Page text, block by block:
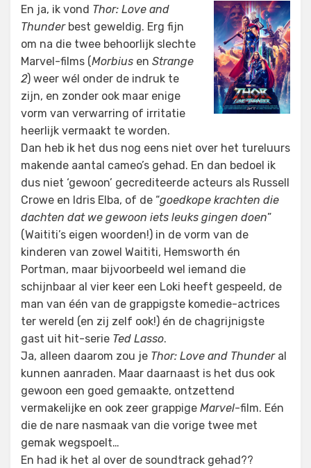
En ja, ik vond Thor: Love and
Thunderbest geweldig. Erg fijn
om na die twee behoorlijk slechte
Marvel-films (Morbius en Strange
2) weer wél onder de indruk te
zijn, en zonder ook maar enige
vorm van verwarring of irritatie
heerlijk vermaakt te worden.
Dan heb ik het dus nog eens niet over het tureluurs
makende aantal cameo’s gehad. En dan bedoel ik
dus niet ‘gewoon’ gecrediteerde acteurs als Russell
Crowe en Idris Elba, of de “goedkope krachten die
dachten dat we gewoon iets leuks gingen doen”
(Waititi’s eigen woorden!) in de vorm van de
kinderen van zowel Waititi, Hemsworth én
Portman, maar bijvoorbeeld wel iemand die
schijnbaar al vier keer een Loki heeft gespeeld, de
man van één van de grappigste komedie-actrices
ter wereld (en zij zelf ook!) én de chagrijnigste
gast uit hit-serie Ted Lasso.
Ja, alleen daarom zou je Thor: Love and Thunderal
kunnen aanraden. Maar daarnaast is het dus ook
gewoon een goed gemaakte, ontzettend
vermakelijke en ook zeer grappige Marvel-film. Eén
die de nare nasmaak van die vorige twee met
gemak wegspoelt…
En had ik het al over de soundtrack gehad??